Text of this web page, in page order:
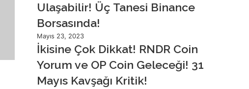
Ulaşabilir! Üç Tanesi Binance
Borsasında!
Mayıs 23, 2023
İkisine Çok Dikkat! RNDR Coin
Yorum ve OP Coin Geleceği! 31
Mayıs Kavşağı Kritik!